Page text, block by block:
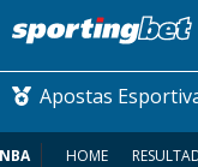
Apostas
NBA HOME